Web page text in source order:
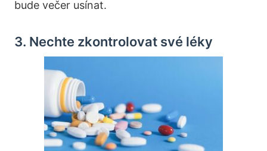
bude večer usínat.
3. Nechte zkontrolovat své léky